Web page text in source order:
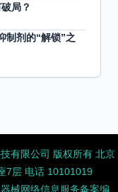
局？
制剂的“解锁”之
有限公司 版权所有 北京
7层 电话 10101019
械网络信息服务备案编